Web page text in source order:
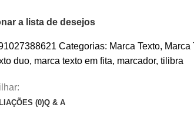
a lista de desejos
Categorias: Marca Texto, Marca
duo, marca texto em fita, marcador, tilibra
(0)Q & A